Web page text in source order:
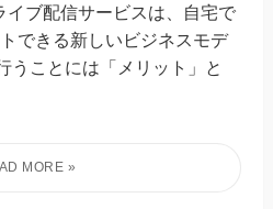
イブ配信サービスは、自宅で
できる新しいビジネスモデ
うことには「メリット」と